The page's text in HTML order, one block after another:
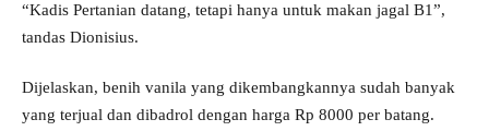
“Kadis Pertanian datang, tetapi hanya untuk makan jagal B1”,
tandas Dionisius.
Dijelaskan, benih vanila yang dikembangkannya sudah banyak
yang terjual dan dibadrol dengan harga Rp 8000 per batang.